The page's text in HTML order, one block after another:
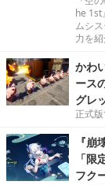
he 1st
ムシ
力を紹
かわ
ース
グレ
正式
『
「
フク